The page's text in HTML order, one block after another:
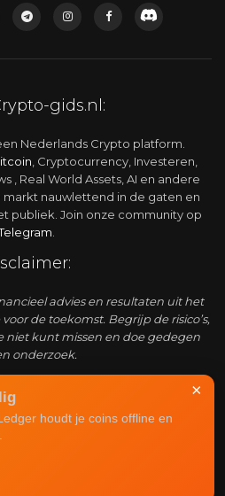
gids.nl:
Nederlands Crypto platform.
, Cryptocurrency, Investeren,
, Real World Assets, AI en andere
nauwlettend in de gaten en
publiek. Join onze community op
advies en resultaten uit het
de toekomst. Begrijp de risico’s,
niet kunt missen en doe gedegen
onderzoek.
snel groeiend platform waar
markt weergegeven wordt. Het is
om een grote crypto
×
houdt je coins offline en